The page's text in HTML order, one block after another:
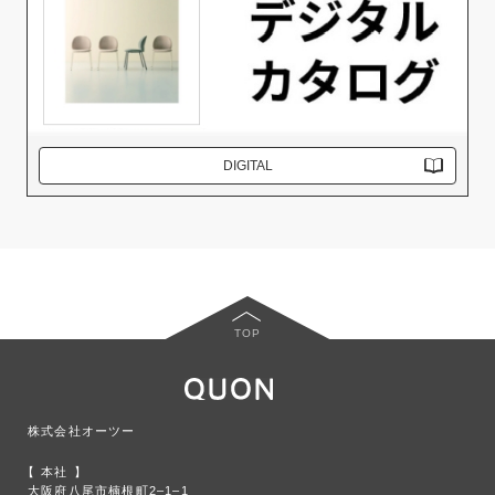
DIGITAL
TOP
株式会社オーツー
本社
大阪府八尾市楠根町2‒1‒1